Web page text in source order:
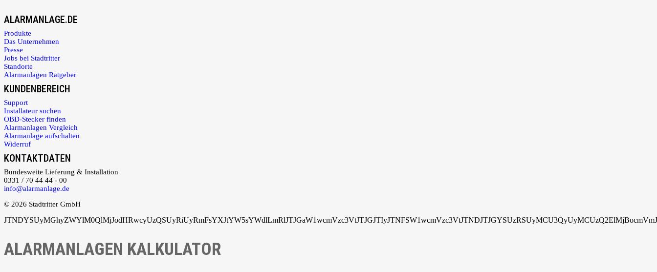
ALARMANLAGE.DE
Produkte
Das Unternehmen
Presse
Jobs bei Stadtritter
Standorte
Alarmanlagen Ratgeber
KUNDENBEREICH
Support
Installateur suchen
OBD-Stecker finden
Alarmanlagen Vergleich
Alarmanlage aufschalten
Widerruf
KONTAKTDATEN
Bundesweite Lieferung & Installation
0331 / 70 44 44 - 00
info@alarmanlage.de
© 2026 Stadtritter GmbH
ALARMANLAGEN KALKULATOR